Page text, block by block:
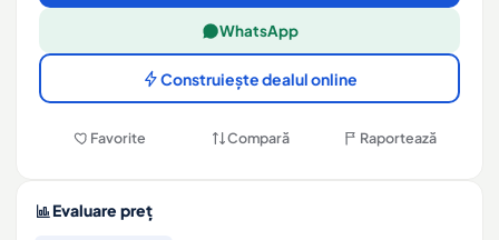
WhatsApp
Construiește dealul online
Favorite Compară Raportează
Evaluare preț